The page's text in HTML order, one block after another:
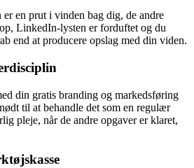
en prut i vinden bag dig, de andre
LinkedIn-lysten er forduftet og du
end at producere opslag med din viden.
din gratis branding og markedsføring
til at behandle det som en regulær
pleje, når de andre opgaver er klaret,